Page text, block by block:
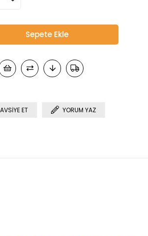
ET YORUM YAZ